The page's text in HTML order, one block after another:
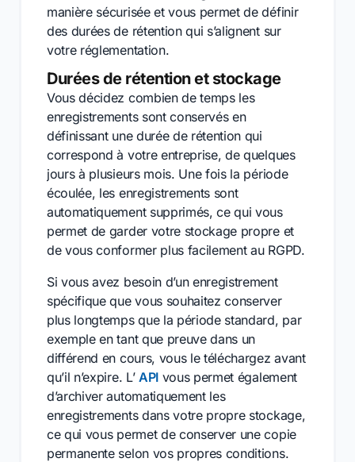
manière sécurisée et vous permet de définir
des durées de rétention qui s’alignent sur
votre réglementation.
Durées de rétention et stockage
Vous décidez combien de temps les
enregistrements sont conservés en
définissant une durée de rétention qui
correspond à votre entreprise, de quelques
jours à plusieurs mois. Une fois la période
écoulée, les enregistrements sont
automatiquement supprimés, ce qui vous
permet de garder votre stockage propre et
de vous conformer plus facilement au RGPD.
Si vous avez besoin d’un enregistrement
spécifique que vous souhaitez conserver
plus longtemps que la période standard, par
exemple en tant que preuve dans un
différend en cours, vous le téléchargez avant
qu’il n’expire. L’ APIvous permet également
d’archiver automatiquement les
enregistrements dans votre propre stockage,
ce qui vous permet de conserver une copie
permanente selon vos propres conditions.